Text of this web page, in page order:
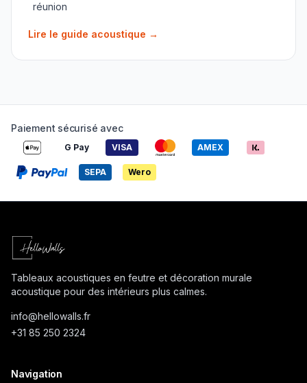
réunion
Lire le guide acoustique →
Paiement sécurisé avec
G Pay VISA AMEX
SEPA Wero
Tableaux acoustiques en feutre et décoration murale
acoustique pour des intérieurs plus calmes.
info@hellowalls.fr
+31 85 250 2324
Navigation